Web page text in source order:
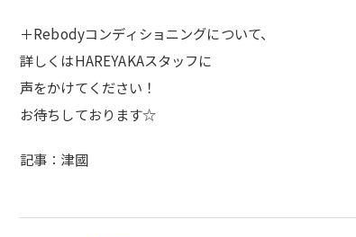
＋Rebodyコンディショニングについて、
詳しくはHAREYAKAスタッフに
声をかけてください！
お待ちしております☆
記事：津國